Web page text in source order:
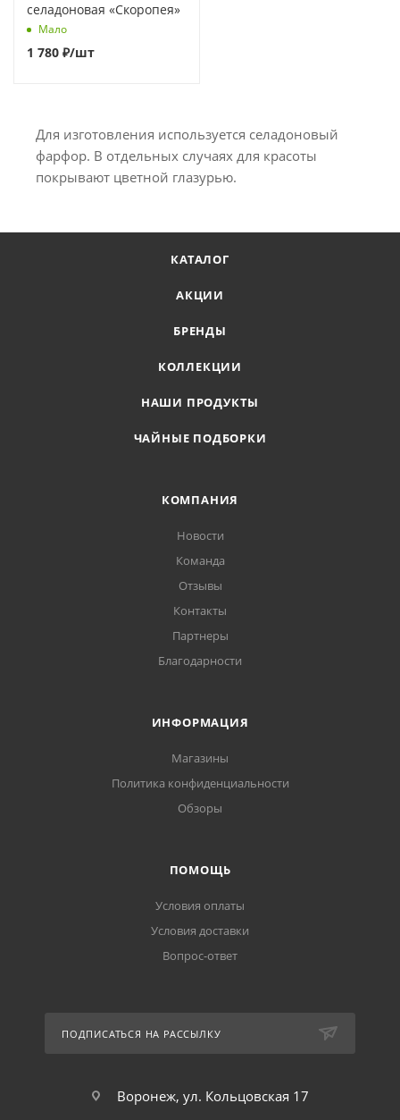
селадоновая «Скоропея»
Мало
1 780 ₽/шт
Для изготовления используется селадоновый
фарфор. В отдельных случаях для красоты
покрывают цветной глазурью.
КАТАЛОГ
АКЦИИ
БРЕНДЫ
КОЛЛЕКЦИИ
НАШИ ПРОДУКТЫ
ЧАЙНЫЕ ПОДБОРКИ
КОМПАНИЯ
Новости
Команда
Отзывы
Контакты
Партнеры
Благодарности
ИНФОРМАЦИЯ
Магазины
Политика конфиденциальности
Обзоры
ПОМОЩЬ
Условия оплаты
Условия доставки
Вопрос-ответ
ПОДПИСАТЬСЯ НА РАССЫЛКУ
Воронеж, ул. Кольцовская 17